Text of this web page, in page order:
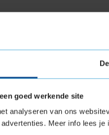
goed werkende site
analyseren van ons
Meer info lees je